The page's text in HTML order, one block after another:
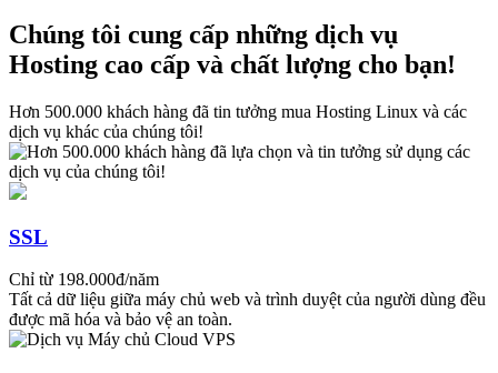
- Windows hosting hỗ trợ các công nghệ của Microsoft như .NET,
ASP, MSSQL và các ứng dụng dựa trên Windows khác.
Linux Hosting giá rẻ hỗ trợ những mã nguồn nào?
các nền tảng được phát triển bằng PHP, MySQL và các ngôn ngữ
mã nguồn mở khác. Các hệ quản trị nội dung (CMS) như
WordPress, Joomla, Drupal, NukeViet và các nền tảng thương mại
điện tử như Magento, PrestaShop, OpenCart đều hoạt động mượt
mà trên Linux hosting.
Linux hosting giá rẻ và Windows hosting đều có các biện pháp bảo
mật riêng, nhưng Linux hosting thường được đánh giá cao về tính
bảo mật.
- Linux có hệ điều hành mã nguồn mở, điều này giúp cộng đồng
phát triển và cải tiến các tính năng bảo mật liên tục. Hệ thống bảo
mật của Linux, như SELinux (Security-Enhanced Linux) và
iptables, giúp bảo vệ máy chủ khỏi các cuộc tấn công.
Chúng tôi cung cấp những dịch vụ
Hosting cao cấp và chất lượng cho bạn!
Hơn 500.000 khách hàng đã tin tưởng mua Hosting Linux và các
dịch vụ khác của chúng tôi!
SSL
Chỉ từ 198.000đ/năm
Tất cả dữ liệu giữa máy chủ web và trình duyệt của người dùng đều
được mã hóa và bảo vệ an toàn.